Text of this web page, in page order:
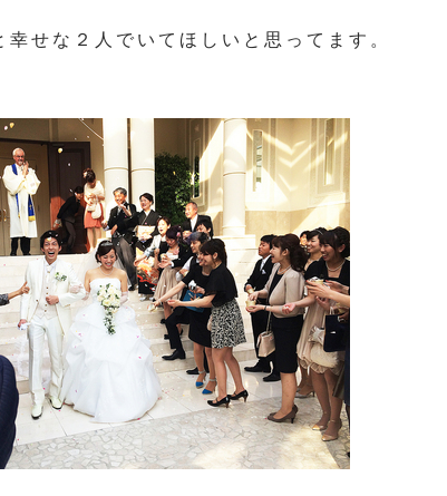
幸せな２人でいてほしいと思ってます。